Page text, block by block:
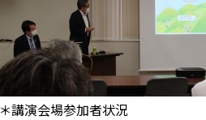
＊講演会場参加者状況